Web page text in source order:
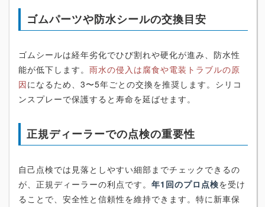
ゴムパーツや防水シールの交換目安
ゴムシールは経年劣化でひび割れや硬化が進み、防水性
能が低下します。 雨水の侵入は腐食や電装トラブルの原
因になるため、3〜5年ごとの交換を推奨します。シリコ
ンスプレーで保護すると寿命を延ばせます。
正規ディーラーでの点検の重要性
自己点検では見落としやすい細部までチェックできるの
が、正規ディーラーの利点です。 年1回のプロ点検を受け
ることで、安全性と信頼性を維持できます。特に新車保